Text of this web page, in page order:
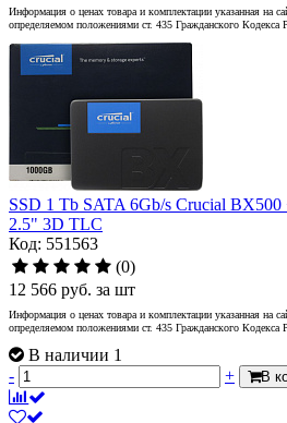
Информация о ценах товара и комплектации указанная на
определяемом положениями ст. 435 Гражданского Кодекса
SSD 1 Tb SATA 6Gb/s Crucial
2.5" 3D TLC
Код: 551563
(0)
12 566 руб. за шт
Информация о ценах товара и комплектации указанная на
определяемом положениями ст. 435 Гражданского Кодекса
В наличии 1
-
+ В